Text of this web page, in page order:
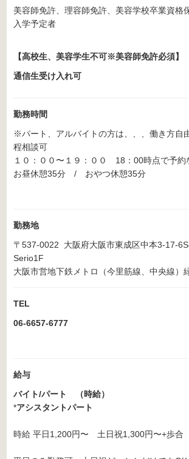
美容師免許、理容師免許、美容学校卒業資格
入学予定者
【高校生、美容学生不可※美容師免許必須】
通信生受け入れ可
勤務時間
※パート、アルバイトの方は、、、働き方自
程相談可
１０：００〜１９：００ 18：00時点で予約
お昼休憩35分 / おやつ休憩35分
勤務地
〒537-0022 大阪府大阪市東成区中本3-17-
Serio1F
大阪市営地下鉄メトロ（今里筋線、中央線）
TEL
06-6657-6777
給与
バイト/パート （時給）
*アシスタントパート
時給 平日1,200円〜 土日祝1,300円〜+歩合